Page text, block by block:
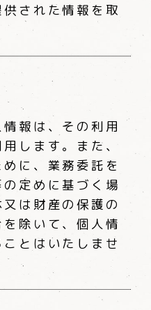
された情報を取
報は、その利用
します。また、
に、業務委託を
定めに基づく場
は財産の保護の
除いて、個人情
とはいたしませ